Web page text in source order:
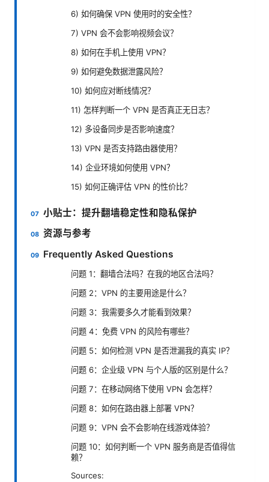
6) 如何确保 VPN 使用时的安全性？
7) VPN 会不会影响视频会议？
8) 如何在手机上使用 VPN？
9) 如何避免数据泄露风险？
10) 如何应对断线情况？
11) 怎样判断一个 VPN 是否真正无日志？
12) 多设备同步是否影响速度？
13) VPN 是否支持路由器使用？
14) 企业环境如何使用 VPN？
15) 如何正确评估 VPN 的性价比？
小贴士：提升翻墙稳定性和隐私保护
资源与参考
Frequently Asked Questions
问题 1：翻墙合法吗？在我的地区合法吗？
问题 2：VPN 的主要用途是什么？
问题 3：我需要多久才能看到效果？
问题 4：免费 VPN 的风险有哪些？
问题 5：如何检测 VPN 是否泄漏我的真实 IP？
问题 6：企业级 VPN 与个人版的区别是什么？
问题 7：在移动网络下使用 VPN 会怎样？
问题 8：如何在路由器上部署 VPN？
问题 9：VPN 会不会影响在线游戏体验？
问题 10：如何判断一个 VPN 服务商是否值得信
赖？
Sources: